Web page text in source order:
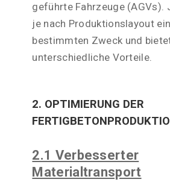
geführte Fahrzeuge (AGVs).
je nach Produktionslayout
bestimmten Zweck und
unterschiedliche Vorteile.
2. OPTIMIERUNG DER
2.1 Verbesserter
Materialtransport